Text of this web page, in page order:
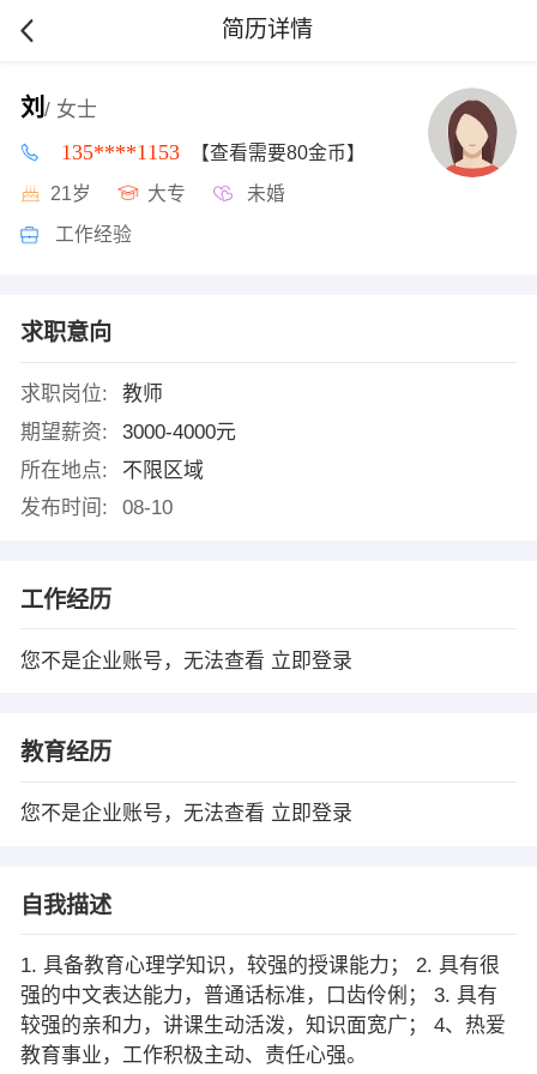
简历详情
刘 / 女士
135****1153 【查看需要80金币】
21岁 大专 未婚
工作经验
求职意向
求职岗位:
教师
期望薪资:
3000-4000元
所在地点:
不限区域
发布时间:
08-10
工作经历
您不是企业账号，无法查看 立即登录
教育经历
您不是企业账号，无法查看 立即登录
自我描述
1. 具备教育心理学知识，较强的授课能力； 2. 具有很
强的中文表达能力，普通话标准，口齿伶俐； 3. 具有
较强的亲和力，讲课生动活泼，知识面宽广； 4、热爱
教育事业，工作积极主动、责任心强。